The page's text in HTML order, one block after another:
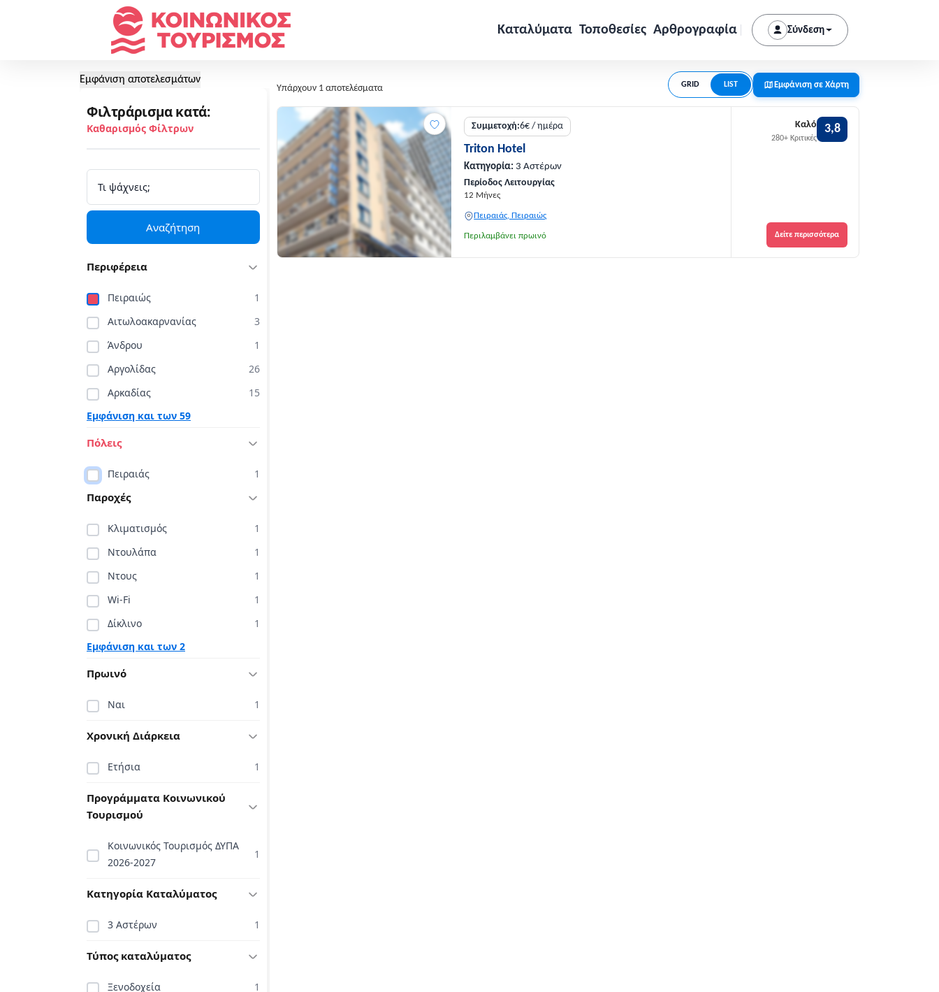
Καταλύματα Τοποθεσίες Αρθρογραφία Σύνδεση
Εμφάνιση αποτελεσμάτων
Φιλτράρισμα κατά:
Καθαρισμός Φίλτρων
Αναζήτηση
Περιφέρεια
Πειραιώς
1
Αιτωλοακαρνανίας
3
Άνδρου
1
Αργολίδας
26
Αρκαδίας
15
Εμφάνιση και των 59
Πόλεις
Πειραιάς 1
Παροχές
Κλιματισμός
1
Ντουλάπα
1
Ντους
1
Wi-Fi
1
Δίκλινο
1
Εμφάνιση και των 2
Πρωινό
Ναι 1
Χρονική Διάρκεια
Ετήσια 1
Προγράμματα Κοινωνικού
Τουρισμού
Κοινωνικός Τουρισμός ΔΥΠΑ
2026-2027
1
Κατηγορία Καταλύματος
3 Αστέρων 1
Τύπος καταλύματος
Ξενοδοχεία 1
Υπάρχουν 1 αποτελέσματα GRID LIST Εμφάνιση σε Χάρτη
Συμμετοχή:6€ / ημέρα
Triton Hotel
Κατηγορία: 3 Αστέρων
Περίοδος Λειτουργίας
12 Μήνες
Πειραιάς, Πειραιώς
Περιλαμβάνει πρωινό
Καλό
280+ Κριτικές
3,8
Δείτε περισσότερα